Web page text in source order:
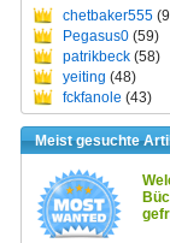
chetbaker555
Pegasus0 (59)
patrikbeck (58)
yeiting (48)
fckfanole (43)
Meist gesuchte